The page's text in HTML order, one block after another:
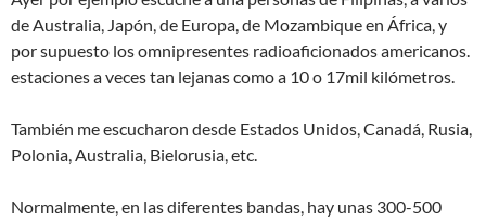
de Australia, Japón, de Europa, de Mozambique en África, y
por supuesto los omnipresentes radioaficionados americanos.
estaciones a veces tan lejanas como a 10 o 17mil kilómetros.
También me escucharon desde Estados Unidos, Canadá, Rusia,
Polonia, Australia, Bielorusia, etc.
Normalmente, en las diferentes bandas, hay unas 300-500